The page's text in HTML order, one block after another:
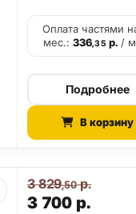
Оплата частями
мес.:336,35р./
Подробнее
В корзину
3 700 р.
3 829,50р.